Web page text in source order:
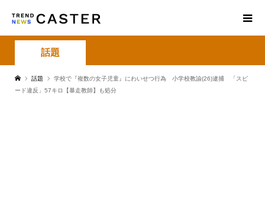
話題
話題
学校で『複数の女子児童』にわいせつ行為 小学校教諭(26)逮捕 「スピ
ード違反」57キロ【暴走教師】も処分